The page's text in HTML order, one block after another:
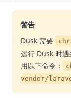
警告
Dusk 需要
运行 Dusk 时
用以下命令：
vendor/